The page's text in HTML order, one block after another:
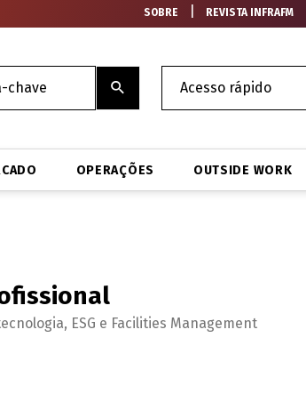
SOBRE REVISTA INFRAFM
OPERAÇÕES OUTSIDE WORK
ESG e Facilities Management